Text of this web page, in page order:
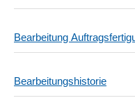
Bearbeitung
Bearbeitungshistorie